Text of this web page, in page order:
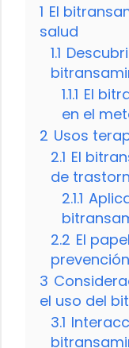
1 El
salud
1.1
1.1.1 El
en el
2 Usos
2.1 El
de
2.1.1
2.2 El
3
el uso del
3.1